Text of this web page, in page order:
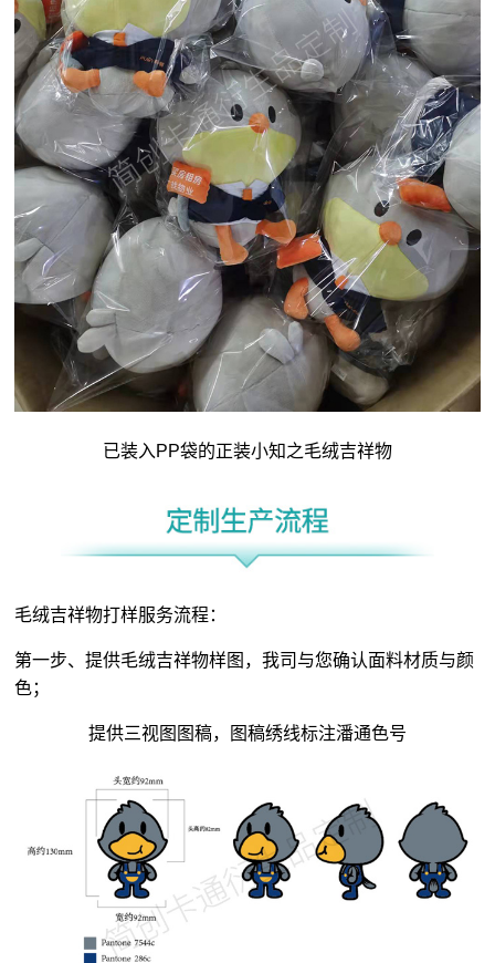
已装入PP袋的正装小知之毛绒吉祥物
毛绒吉祥物打样服务流程：
第一步、提供毛绒吉祥物样图，我司与您确认面料材质与颜
色；
提供三视图图稿，图稿绣线标注潘通色号